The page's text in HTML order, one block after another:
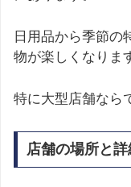
日用品から季節の
物が楽しくなりま
特に大型店舗なら
店舗の場所と詳